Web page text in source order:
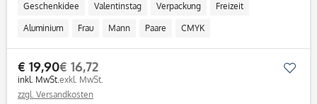
Geschenkidee Valentinstag Verpackung Freizeit
Aluminium Frau Mann Paare CMYK
Personalisierbar / Onlinegestaltung
€ 19,90
inkl. MwSt.
€ 16,72
exkl. MwSt.
zzgl. Versandkosten